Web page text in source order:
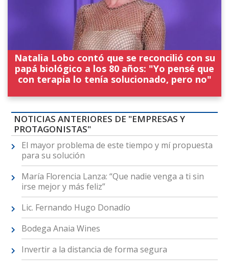
Natalia Lobo contó que se reconcilió con su
papá biológico a los 80 años: "Yo pensé que
con terapia lo tenía solucionado, pero no"
NOTICIAS ANTERIORES DE "EMPRESAS Y
PROTAGONISTAS"
El mayor problema de este tiempo y mí propuesta
para su solución
María Florencia Lanza: “Que nadie venga a ti sin
irse mejor y más feliz”
Lic. Fernando Hugo Donadío
Bodega Anaia Wines
Invertir a la distancia de forma segura